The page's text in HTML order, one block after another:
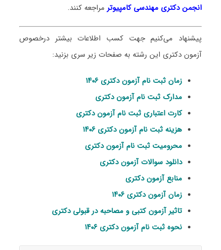
انجمن دکتری مهندسی کامپیوتر مراجعه کنند.
پیشنهاد می‌کنیم جهت کسب اطلاعات بیشتر درخصوص
آزمون دکتری این رشته به صفحات زیر سری بزنید:
زمان ثبت نام آزمون دکتری ۱۴۰۶
مدارک ثبت نام آزمون دکتری
کارت اعتباری ثبت نام آزمون دکتری
هزینه ثبت نام آزمون دکتری ۱۴۰۶
محرومیت ثبت نام آزمون دکتری
دانلود سوالات آزمون دکتری
منابع آزمون دکتری
زمان آزمون دکتری ۱۴۰۶
تاثیر آزمون کتبی و مصاحبه در قبولی دکتری
نحوه ثبت نام آزمون دکتری ۱۴۰۶